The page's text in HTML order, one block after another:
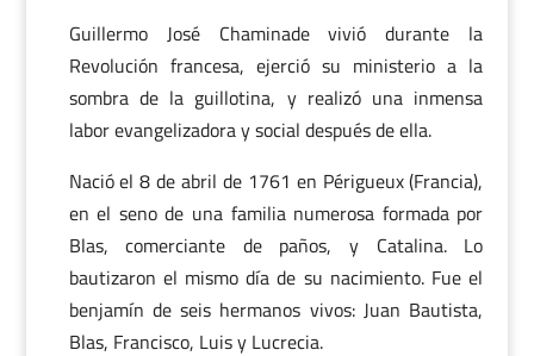
Guillermo José Chaminade vivió durante la
Revolución francesa, ejerció su ministerio a la
sombra de la guillotina, y realizó una inmensa
labor evangelizadora y social después de ella.
Nació el 8 de abril de 1761 en Périgueux (Francia),
en el seno de una familia numerosa formada por
Blas, comerciante de paños, y Catalina. Lo
bautizaron el mismo día de su nacimiento. Fue el
benjamín de seis hermanos vivos: Juan Bautista,
Blas, Francisco, Luis y Lucrecia.